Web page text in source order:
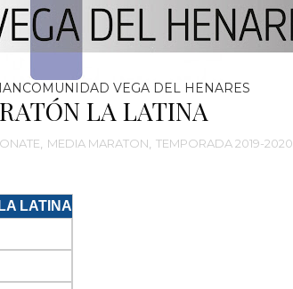
VEGA DEL HENARES
LA LATINA
MEDIA MARATON TEMPORADA 2019-2020
LATINA